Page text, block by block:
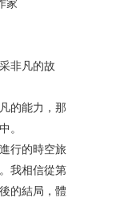
家
非凡的故
的能力，那
。
行的時空旅
我相信從第
的結局，體